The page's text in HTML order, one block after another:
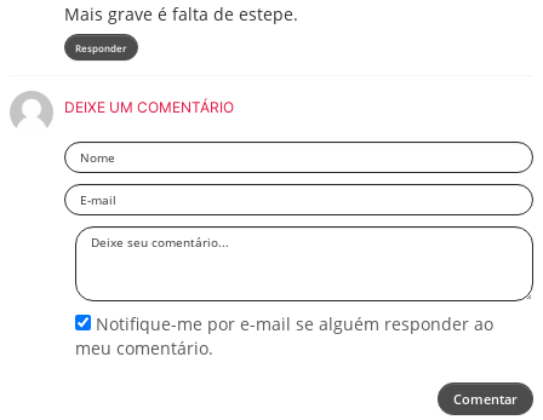
Mais grave é falta de estepe.
Responder
DEIXE UM COMENTÁRIO
Nome
Email
Deixe
Notifique-me por e-mail se alguém responder ao
meu comentário.
Comentar